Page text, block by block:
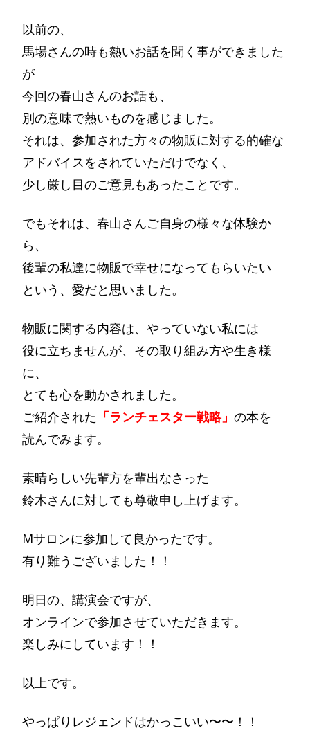
以前の、
馬場さんの時も熱いお話を聞く事ができました
が
今回の春山さんのお話も、
別の意味で熱いものを感じました。
それは、参加された方々の物販に対する的確な
アドバイスをされていただけでなく、
少し厳し目のご意見もあったことです。
でもそれは、春山さんご自身の様々な体験か
ら、
後輩の私達に物販で幸せになってもらいたい
という、愛だと思いました。
物販に関する内容は、やっていない私には
役に立ちませんが、その取り組み方や生き様
に、
とても心を動かされました。
ご紹介された 「ランチェスター戦略」 の本を
読んでみます。
素晴らしい先輩方を輩出なさった
鈴木さんに対しても尊敬申し上げます。
Mサロンに参加して良かったです。
有り難うございました！！
明日の、講演会ですが、
オンラインで参加させていただきます。
楽しみにしています！！
以上です。
やっぱりレジェンドはかっこいい〜〜！！